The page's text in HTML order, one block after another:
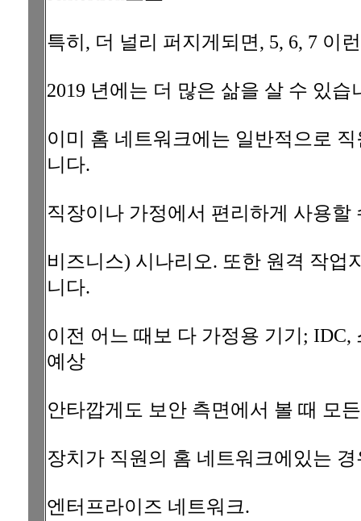
특히, 더 널리 퍼지게되면, 5, 6, 7 이
2019 년에는 더 많은 삶을 살 수 있습
이미 홈 네트워크에는 일반적으로
니다.
직장이나 가정에서 편리하게 사용
비즈니스) 시나리오. 또한 원격 작업
니다.
이전 어느 때보 다 가정용 기기;
예상
안타깝게도 보안 측면에서 볼 때 모
장치가 직원의 홈 네트워크에있는
엔터프라이즈 네트워크.